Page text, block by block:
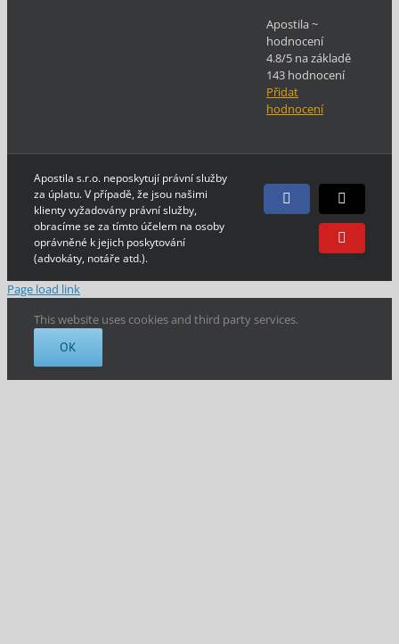
Apostila~
hodnocení
4.8/5 na základě
143 hodnocení
Přidat
hodnocení
Apostila s.r.o. neposkytují právní služby
za úplatu. V případě, že jsou našimi
klienty vyžadovány právní služby,
obracíme se za tímto účelem na osoby
oprávněné k jejich poskytování
(advokáty, notáře atd.).
FacebookE-
mail
YouTube
Page load link
This website uses cookies and third party services.
OK